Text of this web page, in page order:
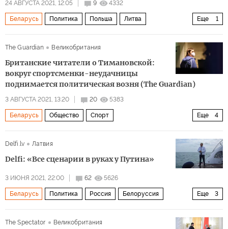
24 АВГУСТА 2021, 12:05 9 4332
Еще 1
Беларусь Политика Польша Литва
The Guardian
Великобритания
Британские читатели о Тимановской:
вокруг спортсменки-неудачницы
поднимается политическая возня (The Guardian)
3 АВГУСТА 2021, 13:20 20 5383
Еще 4
Беларусь Общество Спорт
Delfi.lv Латвия
Delfi: «Все сценарии в руках у Путина»
3 ИЮНЯ 2021, 22:00 62 5626
Еще 3
Беларусь Политика Россия Белоруссия
The Spectator Великобритания